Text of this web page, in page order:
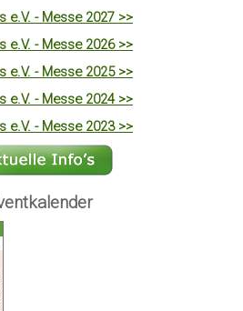
e.V. - Messe 2027 >>
e.V. - Messe 2026 >>
e.V. - Messe 2025 >>
e.V. - Messe 2024 >>
e.V. - Messe 2023 >>